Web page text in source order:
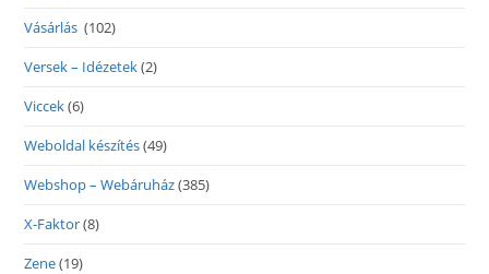
Vásárlás (102)
Versek – Idézetek(2)
Viccek(6)
Weboldal készítés(49)
Webshop – Webáruház(385)
X-Faktor(8)
Zene(19)